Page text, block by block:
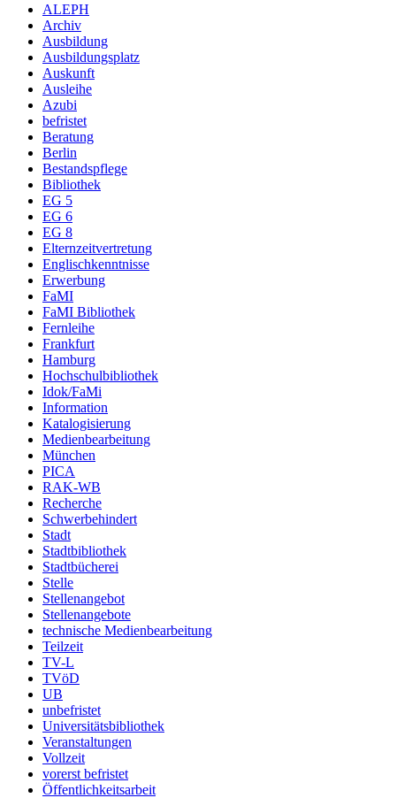
ALEPH
Archiv
Ausbildung
Ausbildungsplatz
Auskunft
Ausleihe
Azubi
befristet
Beratung
Berlin
Bestandspflege
Bibliothek
EG 5
EG 6
EG 8
Elternzeitvertretung
Englischkenntnisse
Erwerbung
FaMI
FaMI Bibliothek
Fernleihe
Frankfurt
Hamburg
Hochschulbibliothek
Idok/FaMi
Information
Katalogisierung
Medienbearbeitung
München
PICA
RAK-WB
Recherche
Schwerbehindert
Stadt
Stadtbibliothek
Stadtbücherei
Stelle
Stellenangebot
Stellenangebote
technische Medienbearbeitung
Teilzeit
TV-L
TVöD
UB
unbefristet
Universitätsbibliothek
Veranstaltungen
Vollzeit
vorerst befristet
Öffentlichkeitsarbeit